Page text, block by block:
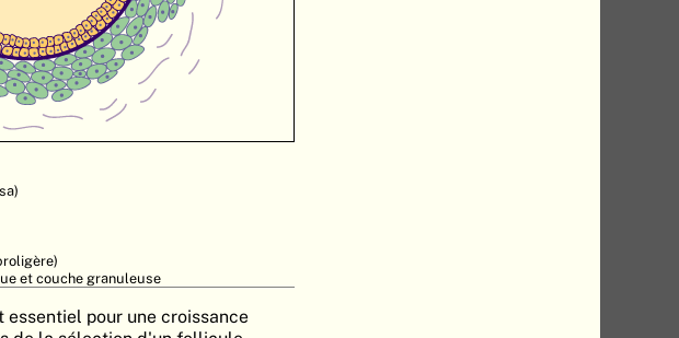
et couche granuleuse
essentiel pour une croissance